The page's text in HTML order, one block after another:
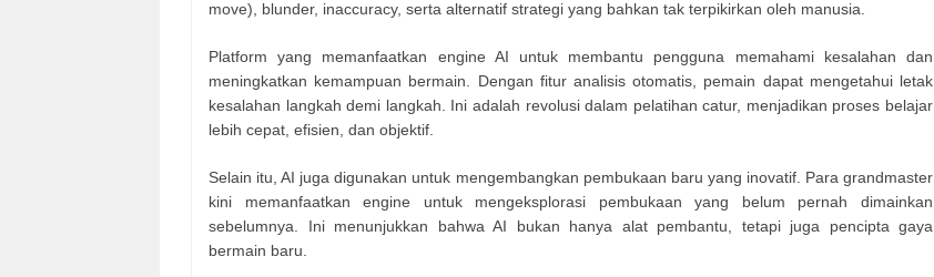
move), blunder, inaccuracy, serta alternatif strategi yang bahkan tak terpikirkan oleh manusia.
Platform yang memanfaatkan engine AI untuk membantu pengguna memahami kesalahan dan
meningkatkan kemampuan bermain. Dengan fitur analisis otomatis, pemain dapat mengetahui letak
kesalahan langkah demi langkah. Ini adalah revolusi dalam pelatihan catur, menjadikan proses belajar
lebih cepat, efisien, dan objektif.
Selain itu, AI juga digunakan untuk mengembangkan pembukaan baru yang inovatif. Para grandmaster
kini memanfaatkan engine untuk mengeksplorasi pembukaan yang belum pernah dimainkan
sebelumnya. Ini menunjukkan bahwa AI bukan hanya alat pembantu, tetapi juga pencipta gaya
bermain baru.